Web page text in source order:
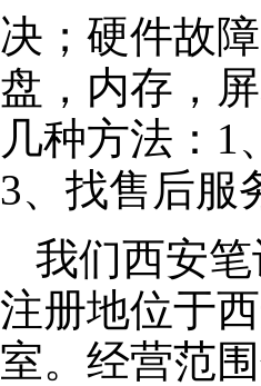
决；硬件故
盘，内存，
几种方法：1
3、找售后服
我们西安
注册地位于
室。经营范